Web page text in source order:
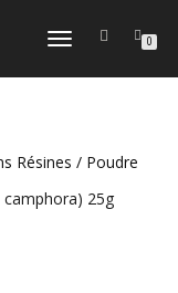
DÉPLIER
NAVIGATION
0
Résines / Poudre
25g